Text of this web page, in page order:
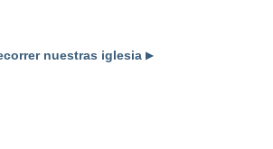
nuestras iglesia▶